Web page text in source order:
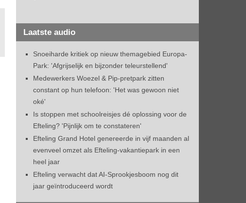
Laatste audio
Snoeiharde kritiek op nieuw themagebied Europa-
Park: 'Afgrijselijk en bijzonder teleurstellend'
Medewerkers Woezel & Pip-pretpark zitten
constant op hun telefoon: 'Het was gewoon niet
oké'
Is stoppen met schoolreisjes dé oplossing voor de
Efteling? 'Pijnlijk om te constateren'
Efteling Grand Hotel genereerde in vijf maanden al
evenveel omzet als Efteling-vakantiepark in een
heel jaar
Efteling verwacht dat AI-Sprookjesboom nog dit
jaar geïntroduceerd wordt